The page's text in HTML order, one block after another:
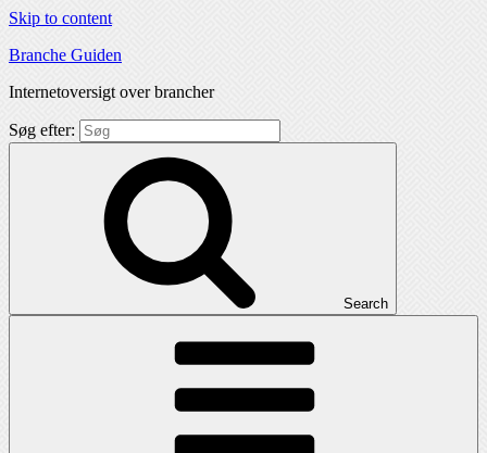
Skip to content
Branche Guiden
Internetoversigt over brancher
Søg efter:
Search